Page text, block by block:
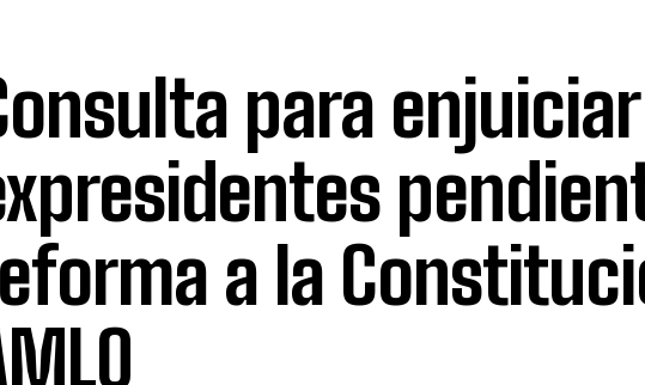
para enjuiciar
a la